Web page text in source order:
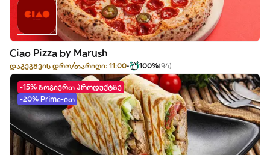
Ciao Pizza by Marush
დაგეგმვის დრო/თარიღი: 11:00 100%(94)
-15% ზოგიერთ პროდუქტზე
-20% Prime-ით